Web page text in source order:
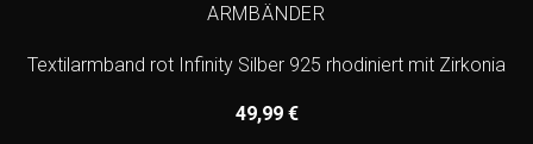
ARMBÄNDER
Textilarmband rot Infinity Silber 925 rhodiniert mit Zirkonia
49,99 €